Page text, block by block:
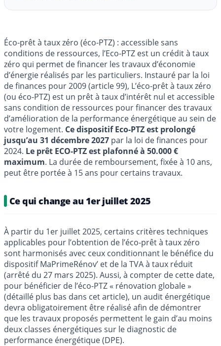
Éco-prêt à taux zéro (éco-PTZ) : accessible sans
conditions de ressources, l’Eco-PTZ est un crédit à taux
zéro qui permet de financer les travaux d’économie
d’énergie réalisés par les particuliers. Instauré par la loi
de finances pour 2009 (article 99), L’éco-prêt à taux zéro
(ou éco-PTZ) est un prêt à taux d’intérêt nul et accessible
sans condition de ressources pour financer des travaux
d’amélioration de la performance énergétique au sein de
votre logement. Ce dispositif Eco-PTZ est prolongé
jusqu’au 31 décembre 2027 par la loi de finances pour
2024. Le prêt ECO-PTZ est plafonné à 50.000 €
maximum. La durée de remboursement, fixée à 10 ans,
peut être portée à 15 ans pour certains travaux.
Ce qui change au 1er juillet 2025
À partir du 1er juillet 2025, certains critères techniques
applicables pour l’obtention de l’éco-prêt à taux zéro
sont harmonisés avec ceux conditionnant le bénéfice du
dispositif MaPrimeRénov’ et de la TVA à taux réduit
(arrêté du 27 mars 2025). Aussi, à compter de cette date,
pour bénéficier de l’éco-PTZ « rénovation globale »
(détaillé plus bas dans cet article), un audit énergétique
devra obligatoirement être réalisé afin de démontrer
que les travaux proposés permettent le gain d’au moins
deux classes énergétiques sur le diagnostic de
performance énergétique (DPE).